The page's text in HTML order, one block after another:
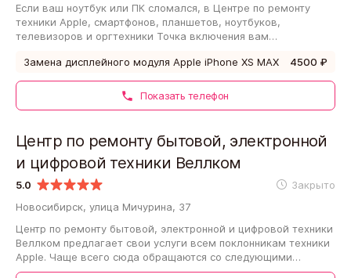
Если ваш ноутбук или ПК сломался, в Центре по ремонту
техники Apple, смартфонов, планшетов, ноутбуков,
телевизоров и оргтехники Точка включения вам
Показать телефон
Замена дисплейного модуля Apple iPhone XS MAX 4500 ₽
5.0 Закрыто
Центр по ремонту бытовой, электронной
и цифровой техники Веллком
Новосибирск, улица Мичурина, 37
Центр по ремонту бытовой, электронной и цифровой техники
Веллком предлагает свои услуги всем поклонникам техники
Apple. Чаще всего сюда обращаются со следующими
дефектами: вышла из строя кнопка…